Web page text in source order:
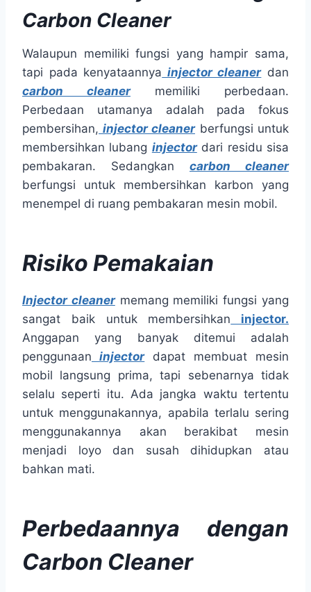
Carbon Cleaner
Walaupun memiliki fungsi yang hampir sama,
tapi pada kenyataannya injector cleanerdan
carbon cleanermemiliki perbedaan.
Perbedaan utamanya adalah pada fokus
pembersihan, injector cleanerberfungsi untuk
membersihkan lubang injectordari residu sisa
pembakaran. Sedangkan carbon cleaner
berfungsi untuk membersihkan karbon yang
menempel di ruang pembakaran mesin mobil.
Risiko Pemakaian
Injector cleanermemang memiliki fungsi yang
sangat baik untuk membersihkan injector.
Anggapan yang banyak ditemui adalah
penggunaan injector
dapat membuat mesin
mobil langsung prima, tapi sebenarnya tidak
selalu seperti itu. Ada jangka waktu tertentu
untuk menggunakannya, apabila terlalu sering
menggunakannya akan berakibat mesin
menjadi loyo dan susah dihidupkan atau
bahkan mati.
Perbedaannya dengan
Carbon Cleaner